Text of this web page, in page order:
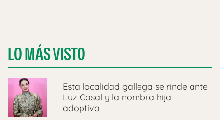
LO MÁS VISTO
Esta localidad gallega se rinde ante
Luz Casal y la nombra hija
adoptiva